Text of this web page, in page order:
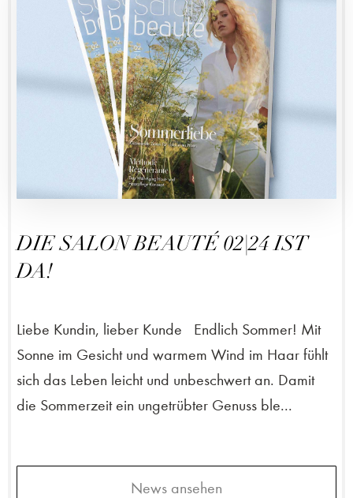
DIE SALON BEAUTÉ 02|24 IST
DA!
Liebe Kundin, lieber Kunde Endlich Sommer! Mit
Sonne im Gesicht und warmem Wind im Haar fühlt
sich das Leben leicht und unbeschwert an. Damit
die Sommerzeit ein ungetrübter Genuss ble...
News ansehen